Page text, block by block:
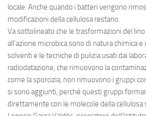
locale. Anche quando i batteri vengono
modificazioni della cellulosa restano.
Va sottolineato che le trasformazioni del lino
all’azione microbica sono di natura chimica e
solventi e le tecniche di pulizia usati dai
radiodatazione, che rimuovono la
come la sporcizia, non rimuovono i gruppi
si sono aggiunti, perché questi gruppi
direttamente con le molecole della cellulosa